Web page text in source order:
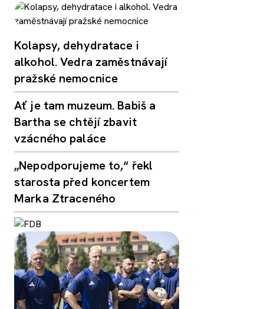
Kolapsy, dehydratace i
alkohol. Vedra zaměstnávají
pražské nemocnice
Ať je tam muzeum. Babiš a
Bartha se chtějí zbavit
vzácného paláce
„Nepodporujeme to,“ řekl
starosta před koncertem
Marka Ztraceného